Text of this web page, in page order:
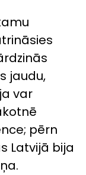
jaudu,
var
pērn
Latvijā bija